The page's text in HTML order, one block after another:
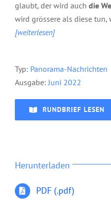
glaubt, der wird auch die
wird grössere als diese tun,
[weiterlesen]
Typ: Panorama-Nachrichten
Ausgabe: Juni 2022
RUNDBRIEF LESEN
Herunterladen
PDF (.pdf)